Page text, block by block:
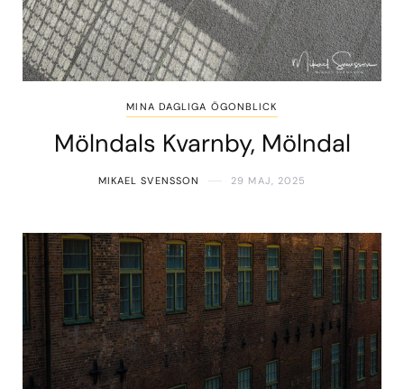
MINA DAGLIGA ÖGONBLICK
Mölndals Kvarnby, Mölndal
MIKAEL SVENSSON 29 MAJ, 2025